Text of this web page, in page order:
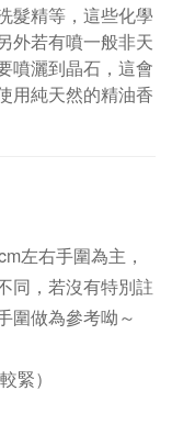
髮精等，這些化學
外若有噴一般非天
噴灑到晶石，這會
用純天然的精油香
左右手圍為主 ，
同，若沒有特別註
圍做為參考呦～
緊）